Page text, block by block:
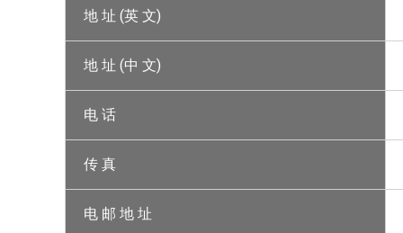
地 址 (英 文)
地 址 (中 文)
电 话
传 真
电 邮 地 址